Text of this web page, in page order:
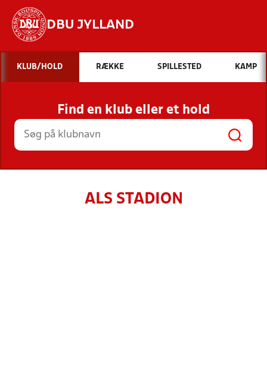
DBU JYLLAND
Hvad vil du søge efter?
INDHOLD OG NYHEDER
STILLINGER, RESULTATER, KLUBBER OG
HOLD
KLUB/HOLD RÆKKE SPILLESTED KAMP
Find en klub eller et hold
ALS STADION